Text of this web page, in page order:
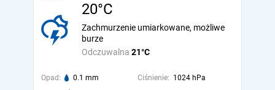
20°C
Odczuwalna 21°C
Zachmurzenie umiarkowane, możliwe
burze
Opad: 0.1 mm Ciśnienie: 1024 hPa